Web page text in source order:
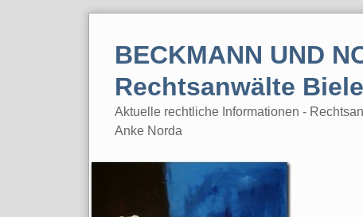
BECKMANN UND
Rechtsanwälte
Aktuelle rechtliche Informationen -
Anke Norda